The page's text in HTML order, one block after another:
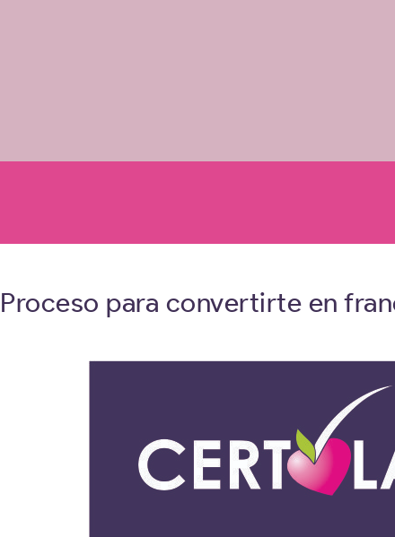
Proceso para convertirte en